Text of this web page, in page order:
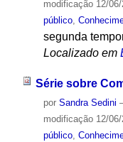
modificação12/06/
público,
segunda
Localizado em
Série sobre
por Sandra Sedini
modificação12/06/
público,